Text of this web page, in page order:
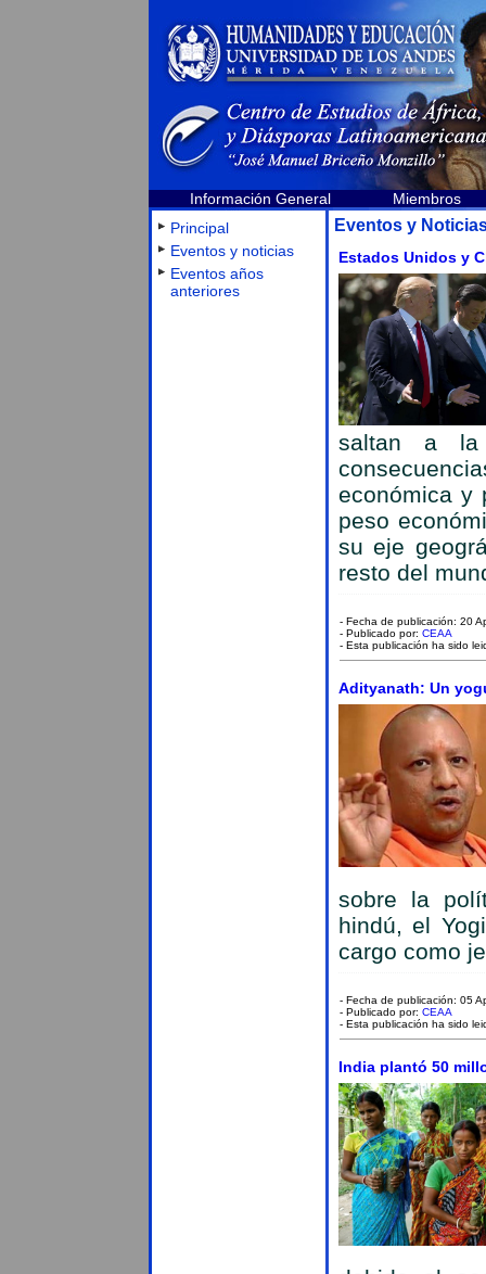
Información General
Miembros
Principal
Eventos y noticias
Eventos años
anteriores
Eventos y
Estados Unidos y
saltan a la
económica y
peso
su eje
resto del
- Fecha de publicación: 20
- Publicado por: CEAA
- Esta publicación ha sido
Adityanath: Un
sobre la
hindú, el
cargo como
- Fecha de publicación: 05
- Publicado por: CEAA
- Esta publicación ha sido
India plantó 50